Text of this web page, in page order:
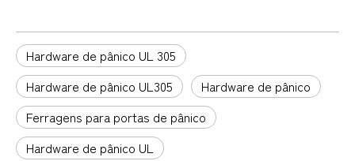
Hardware de pânico UL 305
Hardware de pânico UL305
Hardware de pânico
Ferragens para portas de pânico
Hardware de pânico UL